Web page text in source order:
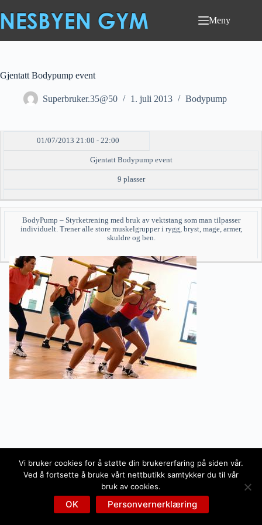
til
innholdet
Meny
Gjentatt Bodypump event
Superbruker.35@50 1. juli 2013 Bodypump
DATO/TID EVENT TILGJENGELIGHET
01/07/2013 21:00 - 22:00
Gjentatt Bodypump event
9 plasser
BodyPump – Styrketrening med bruk av vektstang som man tilpasser
individuelt. Trener alle store muskelgrupper i rygg, bryst, mage, armer,
skuldre og ben.
Vi bruker cookies for å støtte din brukererfaring på siden vår.
Ved å fortsette å bruke vårt nettbutikk samtykker du til vår
bruk av cookies.
OK Personvernerklæring